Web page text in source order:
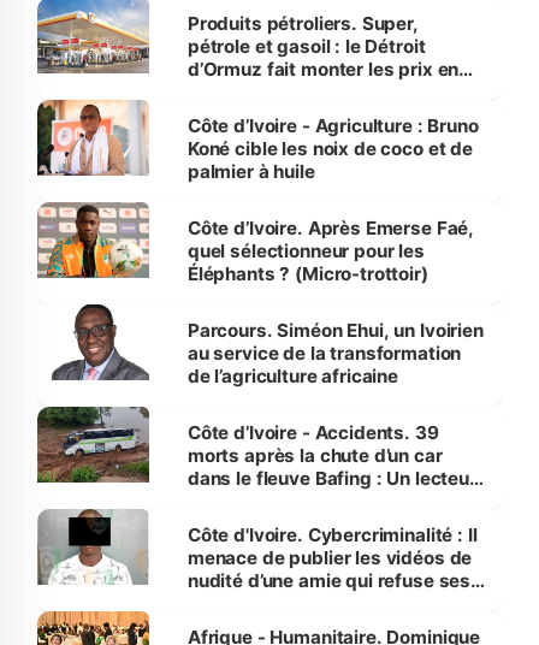
menacées
Produits pétroliers. Super,
pétrole et gasoil : le Détroit
d’Ormuz fait monter les prix en
Côte d’Ivoire - Agriculture : Bruno
Koné cible les noix de coco et de
palmier à huile
Côte d’Ivoire. Après Emerse Faé,
quel sélectionneur pour les
Éléphants ? (Micro-trottoir)
Parcours. Siméon Ehui, un Ivoirien
au service de la transformation
de l’agriculture africaine
Côte d’Ivoire - Accidents. 39
morts après la chute d’un car
dans le fleuve Bafing : Un lecteur
des Transports
Côte d'Ivoire. Cybercriminalité : Il
menace de publier les vidéos de
nudité d’une amie qui refuse ses
Afrique - Humanitaire. Dominique